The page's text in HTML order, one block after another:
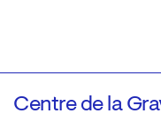
Centre de la